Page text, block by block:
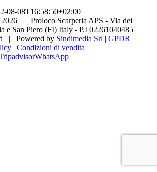
08-08T16:58:50+02:00
2026 | Proloco Scarperia APS - Via dei
e San Piero (FI) Italy - P.I 02261040485
| Powered by Sindimedia Srl | GPDR
| Condizioni di vendita
WhatsApp